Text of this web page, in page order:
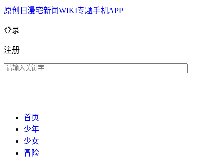
原创 日漫宅新闻WIKI专题手机APP
登录
注册
首页
少年
少女
冒险